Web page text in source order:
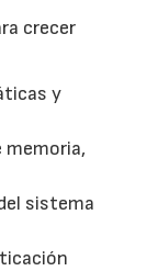
crecer
y
memoria,
sistema